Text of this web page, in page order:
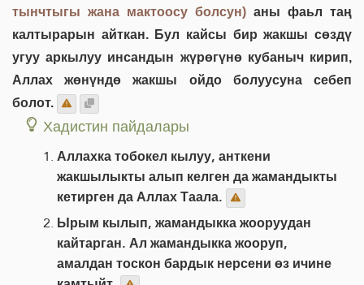
тынчтыгы жана мактоосу болсун) аны фаьл таң
калтырарын айткан. Бул кайсы бир жакшы сөздү
угуу аркылуу инсандын жүрөгүнө кубаныч кирип,
Аллах жөнүндө жакшы ойдо болуусуна себеп
болот.
Хадистин пайдалары
Аллахка тобокел кылуу, анткени
жакшылыкты алып келген да жамандыкты
кетирген да Аллах Таала.
Ырым кылып, жамандыкка жооруудан
кайтарган. Ал жамандыкка жооруп,
амалдан тоскон бардык нерсени өз ичине